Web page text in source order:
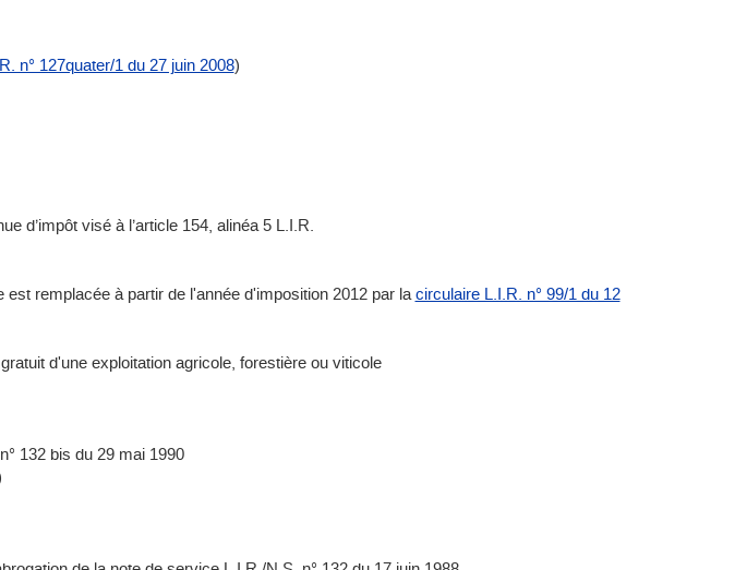
n° 127quater/1 du 27 juin 2008)
d’impôt visé à l’article 154, alinéa 5 L.I.R.
remplacée à partir de l'année d'imposition 2012 par lacirculaire L.I.R. n° 99/1 du 12
d'une exploitation agricole, forestière ou viticole
132 bis du 29 mai 1990